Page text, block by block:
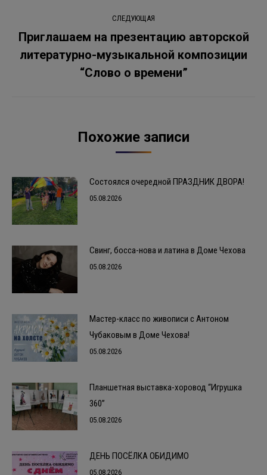
СЛЕДУЮЩАЯ
Следующая
запись:
Приглашаем на презентацию авторской
литературно-музыкальной композиции
“Слово о времени”
Похожие записи
Состоялся очередной ПРАЗДНИК ДВОРА!
05.08.2026
Свинг, босса-нова и латина в Доме Чехова
05.08.2026
Мастер-класс по живописи с Антоном
Чубаковым в Доме Чехова!
05.08.2026
Планшетная выставка-хоровод “Игрушка
360”
05.08.2026
ДЕНЬ ПОСЁЛКА ОБИДИМО
05.08.2026